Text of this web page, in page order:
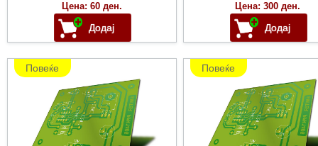
Цена: 60 ден. Цена: 300 ден.
Повеќе Повеќе